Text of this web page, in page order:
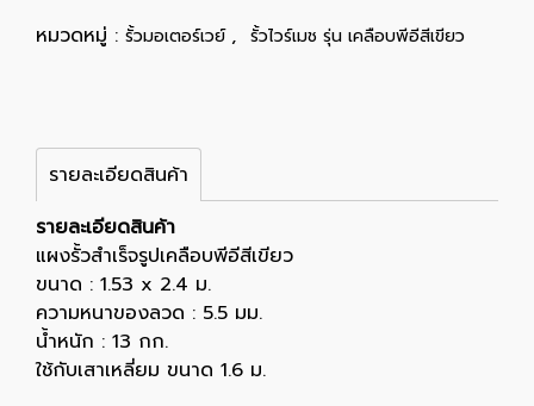
หมวดหมู่ : รั้วมอเตอร์เวย์ , รั้วไวร์เมช รุ่น เคลือบพีอีสีเขียว
รายละเอียดสินค้า
รายละเอียดสินค้า
แผงรั้วสำเร็จรูปเคลือบพีอีสีเขียว
ขนาด : 1.53 x 2.4 ม.
ความหนาของลวด : 5.5 มม.
น้ำหนัก : 13 กก.
ใช้กับเสาเหลี่ยม ขนาด 1.6 ม.